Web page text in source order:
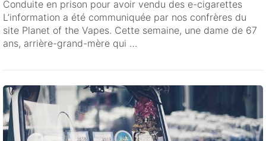
Conduite en prison pour avoir vendu des e-cigarettes
L’information a été communiquée par nos confrères du
site Planet of the Vapes. Cette semaine, une dame de 67
ans, arrière-grand-mère qui …